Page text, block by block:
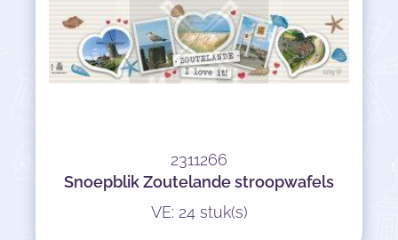
2311266
Snoepblik Zoutelande stroopwafels
VE: 24 stuk(s)